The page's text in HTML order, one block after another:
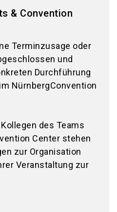
& Convention
Terminzusage oder
und
Durchführung
NürnbergConvention
des Teams
Center stehen
zur Organisation
Veranstaltung zur